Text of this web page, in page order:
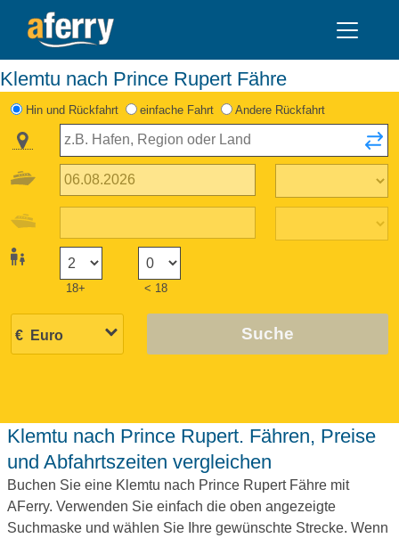
Klemtu nach Prince Rupert Fähre
Hin und Rückfahrt einfache Fahrt Andere Rückfahrt
18+ < 18
Suche
Klemtu nach Prince Rupert. Fähren, Preise
und Abfahrtszeiten vergleichen
Buchen Sie eine Klemtu nach Prince Rupert Fähre mit
AFerry. Verwenden Sie einfach die oben angezeigte
Suchmaske und wählen Sie Ihre gewünschte Strecke. Wenn